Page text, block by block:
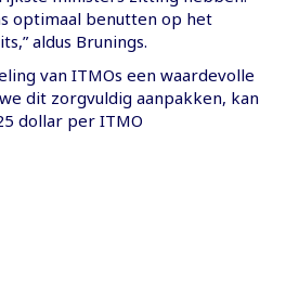
optimaal benutten op het
aldus Brunings.
van ITMOs een waardevolle
dit zorgvuldig aanpakken, kan
dollar per ITMO